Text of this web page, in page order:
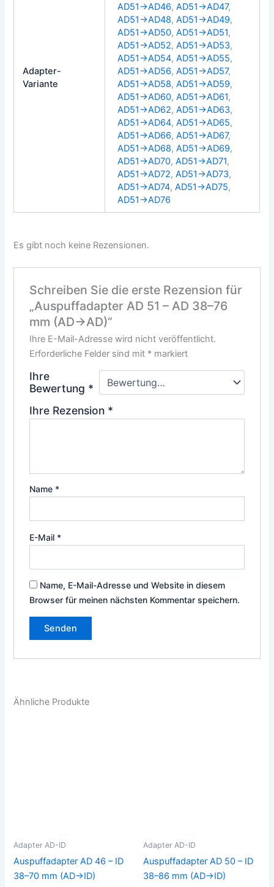
Adapter-
Variante
AD51→AD46, AD51→AD47,
AD51→AD48, AD51→AD49,
AD51→AD50, AD51→AD51,
AD51→AD52, AD51→AD53,
AD51→AD54, AD51→AD55,
AD51→AD56, AD51→AD57,
AD51→AD58, AD51→AD59,
AD51→AD60, AD51→AD61,
AD51→AD62, AD51→AD63,
AD51→AD64, AD51→AD65,
AD51→AD66, AD51→AD67,
AD51→AD68, AD51→AD69,
AD51→AD70, AD51→AD71,
AD51→AD72, AD51→AD73,
AD51→AD74, AD51→AD75,
AD51→AD76
Es gibt noch keine Rezensionen.
Schreiben Sie die erste Rezension für
„Auspuffadapter AD 51 – AD 38–76
mm (AD→AD)“
Ihre E-Mail-Adresse wird nicht veröffentlicht.
Erforderliche Felder sind mit *markiert
Ihre
Bewertung *
Ihre Rezension *
Name *
E-Mail *
Name, E-Mail-Adresse und Website in diesem
Browser für meinen nächsten Kommentar speichern.
Ähnliche Produkte
Adapter AD-ID
Auspuffadapter AD 46 – ID
38–70 mm (AD→ID)
könnenAdapter AD-ID
Auspuffadapter AD 50 – ID
38–86 mm (AD→ID)